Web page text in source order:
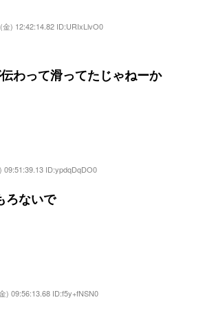
金) 12:42:14.82 ID:URIxLlvO0
わって滑ってたじゃねーか
09:51:39.13 ID:ypdqDqDO0
ろないで
) 09:56:13.68 ID:f5y+fNSN0